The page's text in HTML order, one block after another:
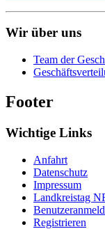
Wir über uns
Team der
Footer
Wichtige Links
Anfahrt
Datenschutz
Impressum
Landkreistag
Registrieren